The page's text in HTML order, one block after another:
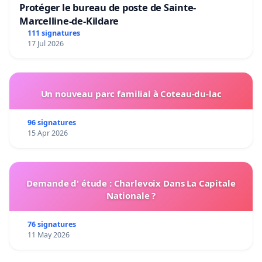
Protéger le bureau de poste de Sainte-
Marcelline-de-Kildare
111 signatures
17 Jul 2026
Un nouveau parc familial à Coteau-du-lac
96 signatures
15 Apr 2026
Demande d' étude : Charlevoix Dans La Capitale
Nationale ?
76 signatures
11 May 2026